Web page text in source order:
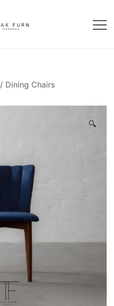
/ Dining Chairs
🔍